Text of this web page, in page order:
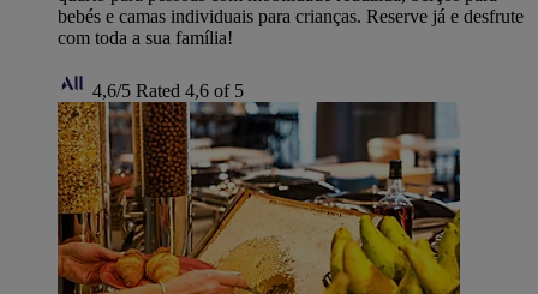
bebés e camas individuais para crianças. Reserve já e desfrute
com toda a sua família!
4,6/5 Rated 4,6 of 5